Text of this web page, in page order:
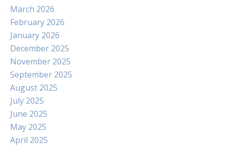
March 2026
February 2026
January 2026
December 2025
November 2025
September 2025
August 2025
July 2025
June 2025
May 2025
April 2025